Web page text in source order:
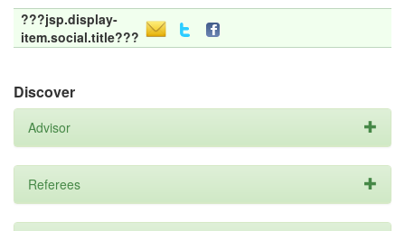
???jsp.display-
item.social.title???
Discover
Advisor
Referees